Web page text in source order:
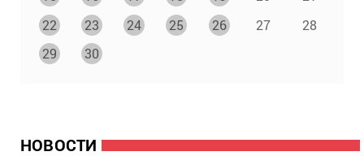
НОВОСТИ
22
23 24 25 26 27
28
29
30